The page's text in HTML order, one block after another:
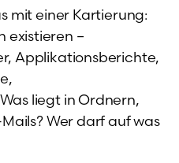
mit einer Kartierung:
existieren –
Applikationsberichte,
liegt in Ordnern,
Mails? Wer darf auf was